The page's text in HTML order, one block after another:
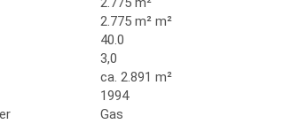
2.775 m² m²
40.0
3,0
ca. 2.891 m²
1994
Gas